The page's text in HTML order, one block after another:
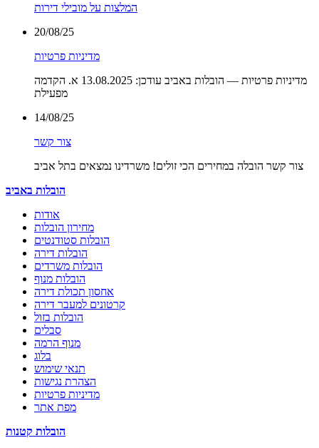
המלצות על מובילי דירות
20/08/25
מדיניות פרטיות
מדיניות פרטיות — הובלות באביב עודכן: 13.08.2025 א. הקדמה
מפעילת
14/08/25
צור קשר
צור קשר הובלה במחירים הכי זולים! משרדינו נמצאים בתל אביב
הובלות באביב
אודות
מחירון הובלות
הובלות סטודנטים
הובלות דירה
הובלות משרדים
הובלות מנוף
אחסון תכולת דירה
קרטונים למעבר דירה
הובלות בזול
סבלים
מנוף הרמה
בלוג
תנאי שימוש
הצהרת נגישות
מדיניות פרטיות
מפת אתר
הובלות קטנות